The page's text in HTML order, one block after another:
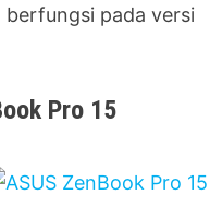
berfungsi pada versi
Pro 15